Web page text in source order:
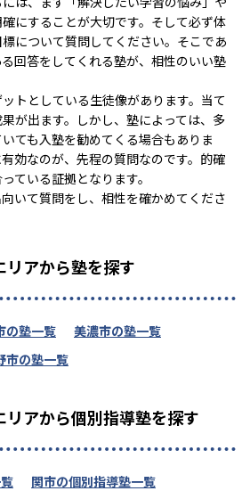
確にすることが大切です。そして必ず体
について質問してください。そこであ
回答をしてくれる塾が、相性のいい塾
トとしている生徒像があります。当て
が出ます。しかし、塾によっては、多
ても入塾を勧めてくる場合もありま
効なのが、先程の質問なのです。的確
ている証拠となります。
いて質問をし、相性を確かめてくださ
リアから塾を探す
の塾一覧
美濃市の塾一覧
市の塾一覧
リアから個別指導塾を探す
関市の個別指導塾一覧